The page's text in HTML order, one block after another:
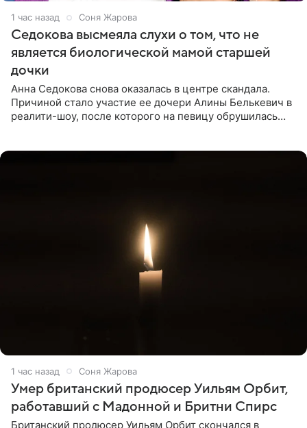
1 час назад Соня Жарова
Седокова высмеяла слухи о том, что не
является биологической мамой старшей
дочки
Анна Седокова снова оказалась в центре скандала.
Причиной стало участие ее дочери Алины Белькевич в
реалити-шоу, после которого на певицу обрушилась
1 час назад Соня Жарова
Умер британский продюсер Уильям Орбит,
работавший с Мадонной и Бритни Спирс
Британский продюсер Уильям Орбит скончался в